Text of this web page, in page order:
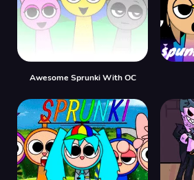
Awesome Sprunki With OC